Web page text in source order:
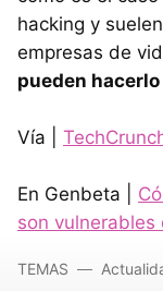
hacking y
empresas de
pueden
Vía |
En Genbeta |
son
TEMAS